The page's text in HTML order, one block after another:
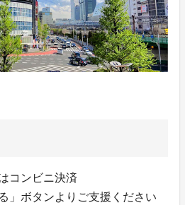
コンビニ決済
」ボタンよりご支援ください